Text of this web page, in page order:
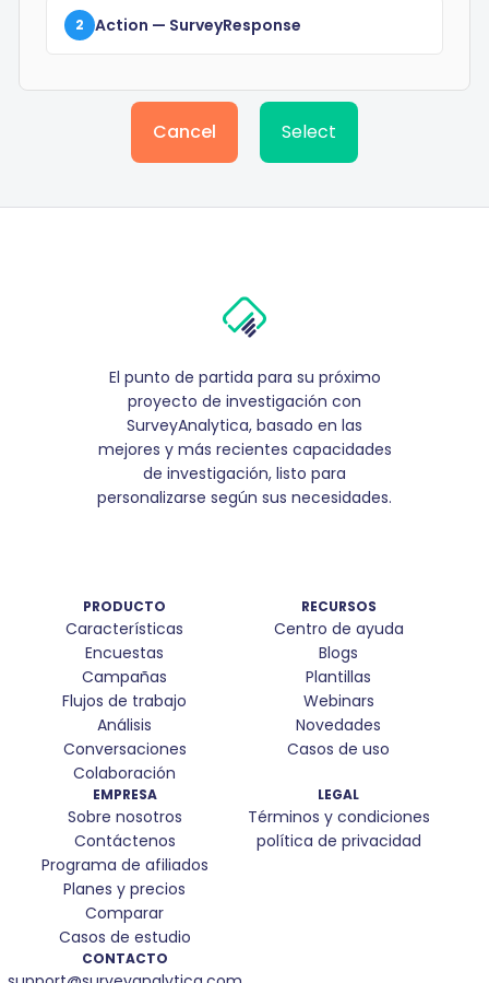
2 Action — SurveyResponse
Cancel Select
El punto de partida para su próximo
proyecto de investigación con
SurveyAnalytica, basado en las
mejores y más recientes capacidades
de investigación, listo para
personalizarse según sus necesidades.
PRODUCTO
Características
Encuestas
Campañas
Flujos de trabajo
Análisis
Conversaciones
Colaboración
RECURSOS
Centro de ayuda
Blogs
Plantillas
Webinars
Novedades
Casos de uso
EMPRESA
Sobre nosotros
Contáctenos
Programa de afiliados
Planes y precios
Comparar
Casos de estudio
LEGAL
Términos y condiciones
política de privacidad
CONTACTO